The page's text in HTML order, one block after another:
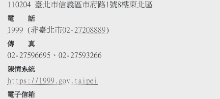
110204 臺北市信義區市府路1號8樓東北區
電 話
1999 (非臺北市02-27208889)
傳 真
02-27596695、02-27593266
陳情系統
https://1999.gov.taipei
電子信箱